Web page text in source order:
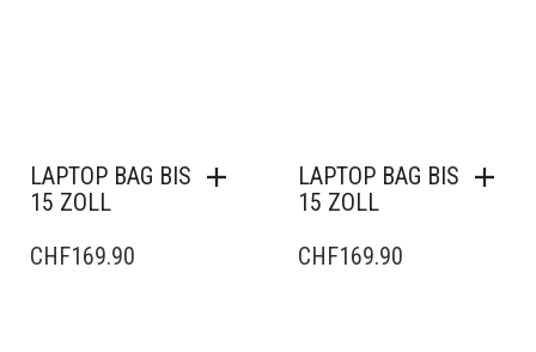
LAPTOP BAG BIS
15 ZOLL
CHF169.90
LAPTOP BAG BIS
15 ZOLL
CHF169.90